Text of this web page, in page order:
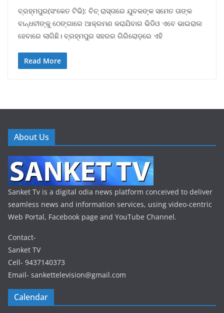
ବ୍ରହ୍ମପୁର(ସଂକେତ ଟିଭି): ବିଚ୍‌ ରାସ୍ତାରେ ଯୁବକଙ୍କ ସମେତ ତାଙ୍କ
ବାନ୍ଧବୀଙ୍କୁ ଠେଙ୍ଗାରେ ଆକ୍ରମଣ କରାଯିବାର ଭିଡିଓ ଏବେ ଭାଇରାଲ
ହେବାରେ ଲାଗିଛି। ବ୍ରହ୍ମପୁର ସହରର ଗିରିରୋଡ଼ରେ ଏହି
Read More
About Us
Sanket Tv is a digital odia news platform conceived to deliver
seamless news and information services, using video-centric
Web Portal, Facebook page and YouTube Channel.
Contact-
Sanket TV
Cell- 9437140373
Email- sankettelevision@gmail.com
Calendar